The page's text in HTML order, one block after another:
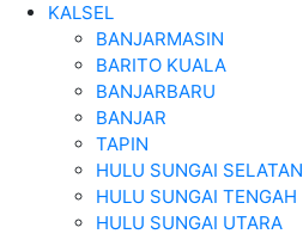
KALSEL
BANJARMASIN
BARITO KUALA
BANJARBARU
BANJAR
TAPIN
HULU SUNGAI SELATAN
HULU SUNGAI TENGAH
HULU SUNGAI UTARA